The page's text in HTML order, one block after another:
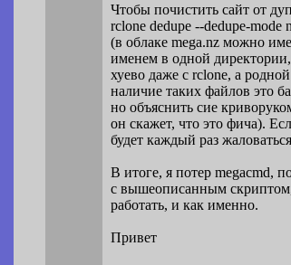
Чтобы почистить сайт от
rclone dedupe --dedupe-mode
(в облаке mega.nz можно
именем в одной
хуево даже с rclone, а
наличие таких файлов это
но объяснить сие
он скажет, что это фича).
будет каждый раз
В итоге, я потер megacmd,
с вышеописанным
работать, и как именно.
Привет